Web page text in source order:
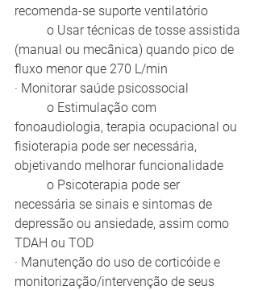
recomenda-se suporte ventilatório
(manual ou mecânica) quando pico de
fluxo menor que 270 L/min
· Monitorar saúde psicossocial
fonoaudiologia, terapia ocupacional ou
fisioterapia pode ser necessária,
objetivando melhorar funcionalidade
necessária se sinais e sintomas de
depressão ou ansiedade, assim como
TDAH ou TOD
· Manutenção do uso de corticóide e
monitorização/intervenção de seus